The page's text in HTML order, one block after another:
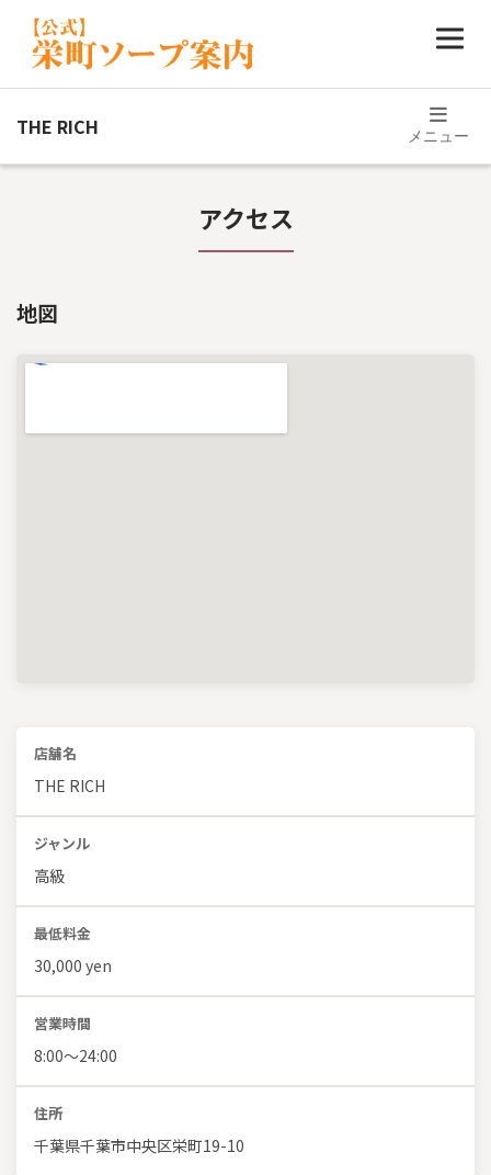
THE RICH メニュー
イベント
アクセス
アクセス
地図
店舗名
THE RICH
ジャンル
高級
最低料金
30,000 yen
営業時間
8:00～24:00
住所
千葉県千葉市中央区栄町19-10